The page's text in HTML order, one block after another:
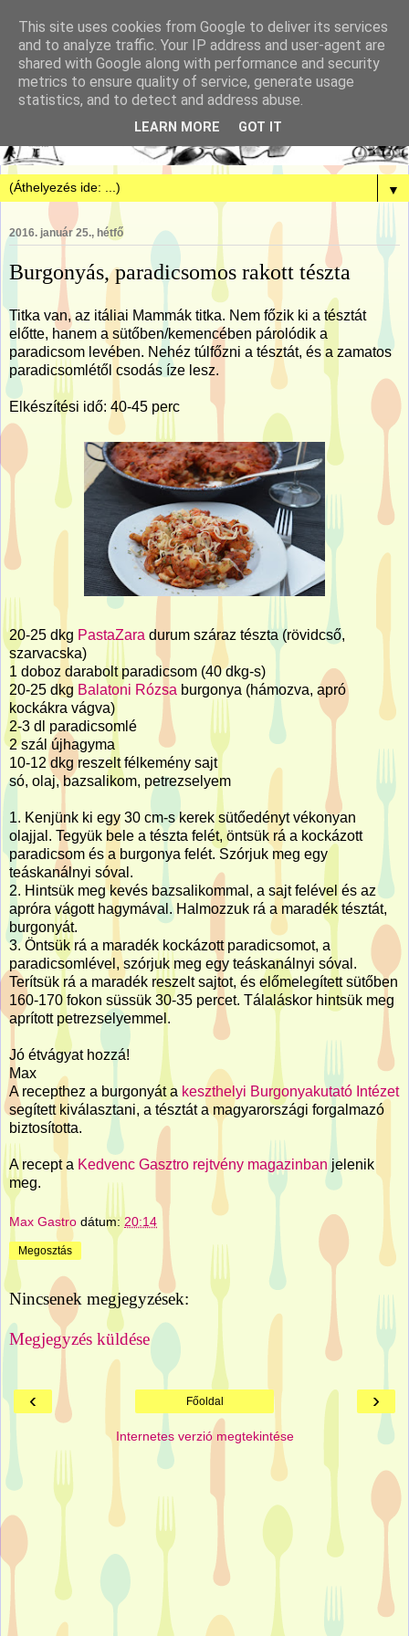
▼
2016. január 25., hétfő
Burgonyás, paradicsomos rakott tészta
Titka van, az itáliai Mammák titka. Nem főzik ki a tésztát
előtte, hanem a sütőben/kemencében párolódik a
paradicsom levében. Nehéz túlfőzni a tésztát, és a zamatos
paradicsomlétől csodás íze lesz.
Elkészítési idő: 40-45 perc
20-25 dkg PastaZara durum száraz tészta (rövidcső,
szarvacska)
1 doboz darabolt paradicsom (40 dkg-s)
20-25 dkg Balatoni Rózsa burgonya (hámozva, apró
kockákra vágva)
2-3 dl paradicsomlé
2 szál újhagyma
10-12 dkg reszelt félkemény sajt
só, olaj, bazsalikom, petrezselyem
1. Kenjünk ki egy 30 cm-s kerek sütőedényt vékonyan
olajjal. Tegyük bele a tészta felét, öntsük rá a kockázott
paradicsom és a burgonya felét. Szórjuk meg egy
teáskanálnyi sóval.
2. Hintsük meg kevés bazsalikommal, a sajt felével és az
apróra vágott hagymával. Halmozzuk rá a maradék tésztát,
burgonyát.
3. Öntsük rá a maradék kockázott paradicsomot, a
paradicsomlével, szórjuk meg egy teáskanálnyi sóval.
Terítsük rá a maradék reszelt sajtot, és előmelegített sütőben
160-170 fokon süssük 30-35 percet. Tálaláskor hintsük meg
aprított petrezselyemmel.
Jó étvágyat hozzá!
Max
A recepthez a burgonyát a keszthelyi Burgonyakutató Intézet
segített kiválasztani, a tésztát a magyarországi forgalmazó
biztosította.
A recept a Kedvenc Gasztro rejtvény magazinban jelenik
meg.
Max Gastro dátum:20:14
Megosztás
Nincsenek megjegyzések:
Megjegyzés küldése
‹ ›
Főoldal
Internetes verzió megtekintése
This site uses cookies from Google to deliver its services
and to analyze traffic. Your IP address and user-agent are
shared with Google along with performance and security
metrics to ensure quality of service, generate usage
statistics, and to detect and address abuse.
LEARN MORE GOT IT